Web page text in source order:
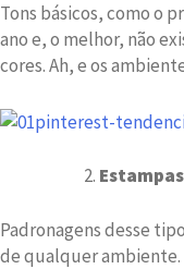
Tons básicos, como o
ano e, o melhor, não
cores. Ah, e os
Padronagens desse
de qualquer ambiente.